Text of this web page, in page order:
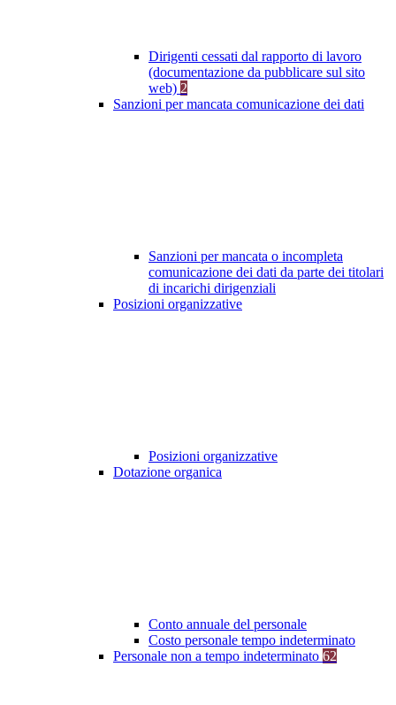
Dirigenti cessati dal rapporto di lavoro
(documentazione da pubblicare sul sito
web) 2
Sanzioni per mancata comunicazione dei dati
Sanzioni per mancata o incompleta
comunicazione dei dati da parte dei titolari
di incarichi dirigenziali
Posizioni organizzative
Posizioni organizzative
Dotazione organica
Conto annuale del personale
Costo personale tempo indeterminato
Personale non a tempo indeterminato 62